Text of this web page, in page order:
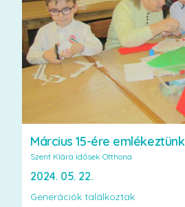
Március 15-ére emlékeztünk
Szent Klára Idősek Otthona
2024. 05. 22.
Generációk találkoztak